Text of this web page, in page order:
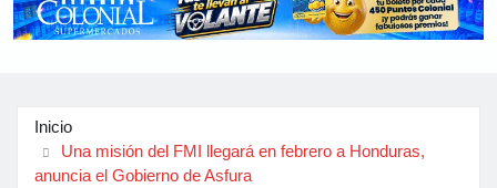
Inicio
Una misión del FMI llegará en febrero a Honduras,
anuncia el Gobierno de Asfura